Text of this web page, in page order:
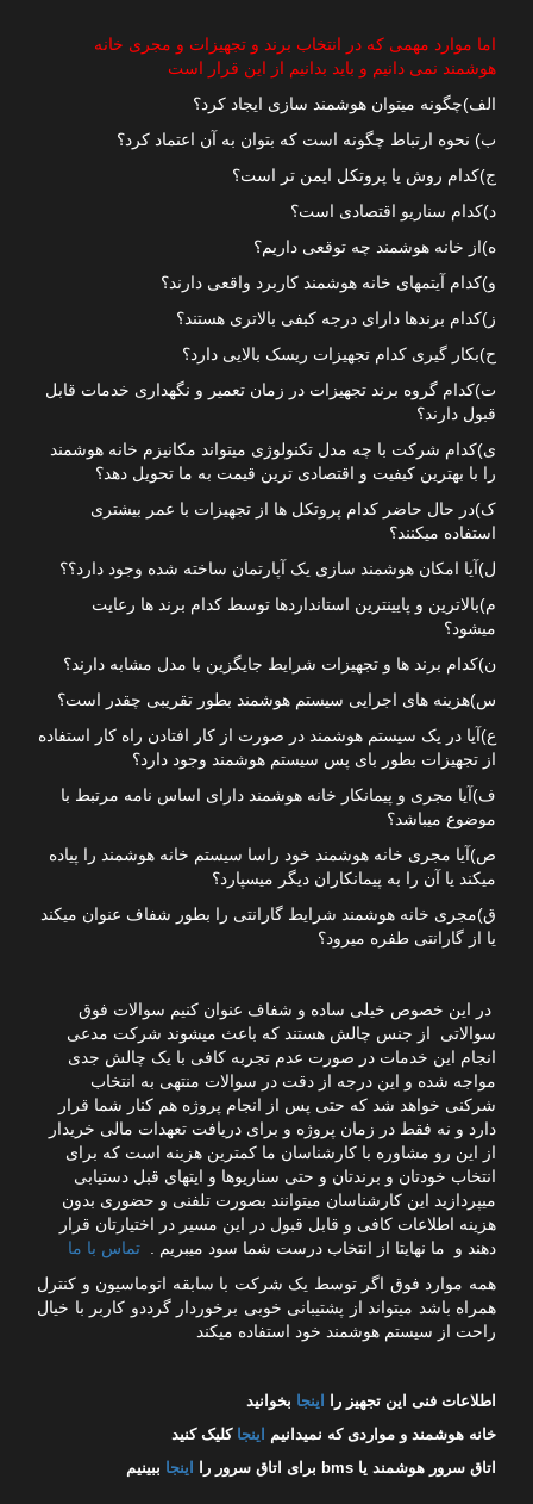
اما موارد مهمی که در انتخاب برند و تجهیزات و مجری خانه
هوشمند نمی دانیم و باید بدانیم از این قرار است
الف)چگونه میتوان هوشمند سازی ایجاد کرد؟
ب) نحوه ارتباط چگونه است که بتوان به آن اعتماد کرد؟
ج)کدام روش یا پروتکل ایمن تر است؟
د)کدام سناریو اقتصادی است؟
ه)از خانه هوشمند چه توقعی داریم؟
و)کدام آیتمهای خانه هوشمند کاربرد واقعی دارند؟
ز)کدام برندها دارای درجه کبفی بالاتری هستند؟
ح)بکار گیری کدام تجهیزات ریسک بالایی دارد؟
ت)کدام گروه برند تجهیزات در زمان تعمیر و نگهداری خدمات قابل
قبول دارند؟
ی)کدام شرکت با چه مدل تکنولوژی میتواند مکانیزم خانه هوشمند
را با بهترین کیفیت و اقتصادی ترین قیمت به ما تحویل دهد؟
ک)در حال حاضر کدام پروتکل ها از تجهیزات با عمر بیشتری
استفاده میکنند؟
ل)آیا امکان هوشمند سازی یک آپارتمان ساخته شده وجود دارد؟؟
م)بالاترین و پایینترین استانداردها توسط کدام برند ها رعایت
میشود؟
ن)کدام برند ها و تجهیزات شرایط جایگزین با مدل مشابه دارند؟
س)هزینه های اجرایی سیستم هوشمند بطور تقریبی چقدر است؟
ع)آیا در یک سیستم هوشمند در صورت از کار افتادن راه کار استفاده
از تجهیزات بطور بای پس سیستم هوشمند وجود دارد؟
ف)آیا مجری و پیمانکار خانه هوشمند دارای اساس نامه مرتبط با
موضوع میباشد؟
ص)آیا مجری خانه هوشمند خود راسا سیستم خانه هوشمند را پیاده
میکند یا آن را به پیمانکاران دیگر میسپارد؟
ق)مجری خانه هوشمند شرایط گارانتی را بطور شفاف عنوان میکند
یا از گارانتی طفره میرود؟
در این خصوص خیلی ساده و شفاف عنوان کنیم سوالات فوق
سوالاتی از جنس چالش هستند که باعث میشوند شرکت مدعی
انجام این خدمات در صورت عدم تجربه کافی با یک چالش جدی
مواجه شده و این درجه از دقت در سوالات منتهی به انتخاب
شرکنی خواهد شد که حتی پس از انجام پروژه هم کنار شما قرار
دارد و نه فقط در زمان پروژه و برای دریافت تعهدات مالی خریدار
از این رو مشاوره با کارشناسان ما کمترین هزینه است که برای
انتخاب خودتان و برندتان و حتی سناریوها و ایتهای قبل دستیابی
میپردازید این کارشناسان میتوانند بصورت تلفنی و حضوری بدون
هزینه اطلاعات کافی و قابل قبول در این مسیر در اختیارتان قرار
دهند و ما نهایتا از انتخاب درست شما سود میبریم .
تماس با ما
همه موارد فوق اگر توسط یک شرکت با سابقه اتوماسیون و کنترل
همراه باشد میتواند از پشتیبانی خوبی برخوردار گرددو کاربر با خیال
راحت از سیستم هوشمند خود استفاده میکند
اطلاعات فنی این تجهیز را اینجابخوانید
خانه هوشمند و مواردی که نمیدانیم
اینجا کلیک کنید
اتاق سرور هوشمند یا bms برای اتاق سرور را
اینجاببینیم